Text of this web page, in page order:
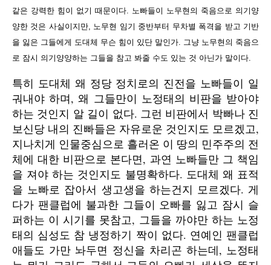
같은 강력한 힘이 없기 때문이다. 노빠들이 노무현의 죽음으로 의기양
양한 것은 사실이지만, 노무현 임기 중반부터 무차별 폭격을 받고 기반
을 잃은 그들에게 도대체 무슨 힘이 있단 말인가. 그냥 노무현의 죽음으
로 잠시 의기양양하는 그들을 참고 봐줄 수도 있는 것 아닌가 말이다.
특히 도대체 왜 정당 정치로의 진전을 노빠들이 일
궈내야 하며, 왜 그들만이 노정태의 비판을 받아야
하는 것인지 알 길이 없다. 그런 비판에서 박빠나 진
보신당 내의 진빠들은 자유로운 것인지도 모르겠고,
지나치게 인물중심으로 흘러온 이 땅의 민주주의 전
체에 대한 비판으로 본다면, 과연 노빠들만 그 책임
을 져야 하는 것인지도 불명확하다. 도대체 왜 표적
을 노빠로 잡아서 생고생을 하는건지 모르겠다. 게
다가 팬클럽에 불과한 그들이 오빠를 잃고 잠시 슬
퍼하는 이 시기를 못참고, 그들을 까야만 하는 노정
태의 심성도 참 냉정하기 짝이 없다. 연예인 팬클럽
애들도 가만 놔두면 정신을 차리곤 하는데, 노정태